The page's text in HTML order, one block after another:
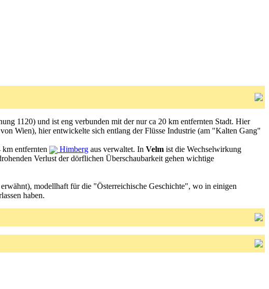
1120) und ist eng verbunden mit der nur ca 20 km entfernten Stadt. Hier
Wien), hier entwickelte sich entlang der Flüsse Industrie (am "Kalten Gang"
entfernten Himberg aus verwaltet. In Velm ist die Wechselwirkung
Verlust der dörflichen Überschaubarkeit gehen wichtige
modellhaft für die "Österreichische Geschichte", wo in einigen
haben.